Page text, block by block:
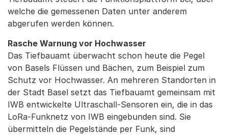
welche die gemessenen Daten unter anderem
abgerufen werden können.
Rasche Warnung vor Hochwasser
Das Tiefbauamt überwacht schon heute die Pegel
von Basels Flüssen und Bächen, zum Beispiel zum
Schutz vor Hochwasser. An mehreren Standorten in
der Stadt Basel setzt das Tiefbauamt gemeinsam mit
IWB entwickelte Ultraschall-Sensoren ein, die in das
LoRa-Funknetz von IWB eingebunden sind. Sie
übermitteln die Pegelstände per Funk, sind